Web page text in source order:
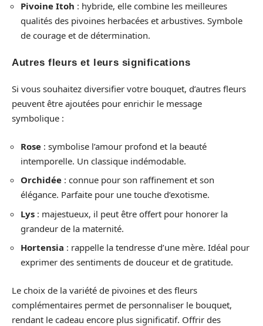
Pivoine Itoh : hybride, elle combine les meilleures
qualités des pivoines herbacées et arbustives. Symbole
de courage et de détermination.
Autres fleurs et leurs significations
Si vous souhaitez diversifier votre bouquet, d’autres fleurs
peuvent être ajoutées pour enrichir le message
symbolique :
Rose : symbolise l’amour profond et la beauté
intemporelle. Un classique indémodable.
Orchidée : connue pour son raffinement et son
élégance. Parfaite pour une touche d’exotisme.
Lys : majestueux, il peut être offert pour honorer la
grandeur de la maternité.
Hortensia : rappelle la tendresse d’une mère. Idéal pour
exprimer des sentiments de douceur et de gratitude.
Le choix de la variété de pivoines et des fleurs
complémentaires permet de personnaliser le bouquet,
rendant le cadeau encore plus significatif. Offrir des